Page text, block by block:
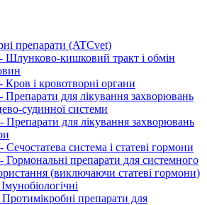
препарати (ATCvet)
Шлунково-кишковий тракт і обмін
Кров і кровотворні органи
Препарати для лікування захворювань
судинної системи
Препарати для лікування захворювань
Сечостатева система і статеві гормони
Гормональні препарати для системного
(виключаючи статеві гормони)
препарати для